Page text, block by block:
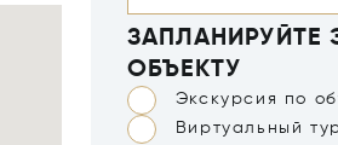
ОБЪЕКТУ
Экскурсия по
Виртуальный